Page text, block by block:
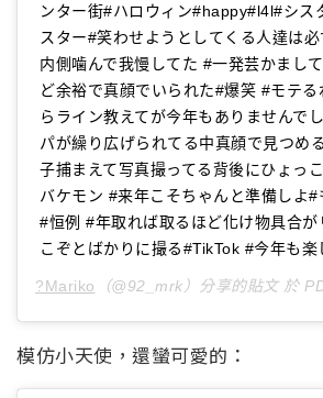
ンター街#ハロウィン#happy#l4l#シス
スター#笑わせようとしてくる人達は
内側噛んで我慢してた #一発芸かまし
ど余裕で真顔でいられた#爆笑 #モテ
らライン教えてが今年もありませんで
パが繰り広げられてる中真顔で見つめ
子捕まえて写真撮ってる背後にひょっ
バケモン #来年こそちゃんと準備しよ#
#恒例 #年取れば取るほど化け物具合が
こぞとばかりに撮る#TikTok #今年も
?Mariko （@92_mrk）分享的貼文 於
模仿小天使，還蠻可愛的：